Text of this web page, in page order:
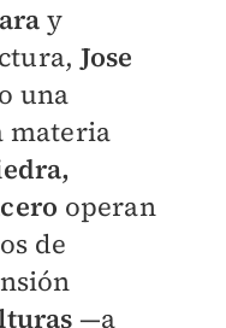
y
Jose
una
materia
operan
de
—a